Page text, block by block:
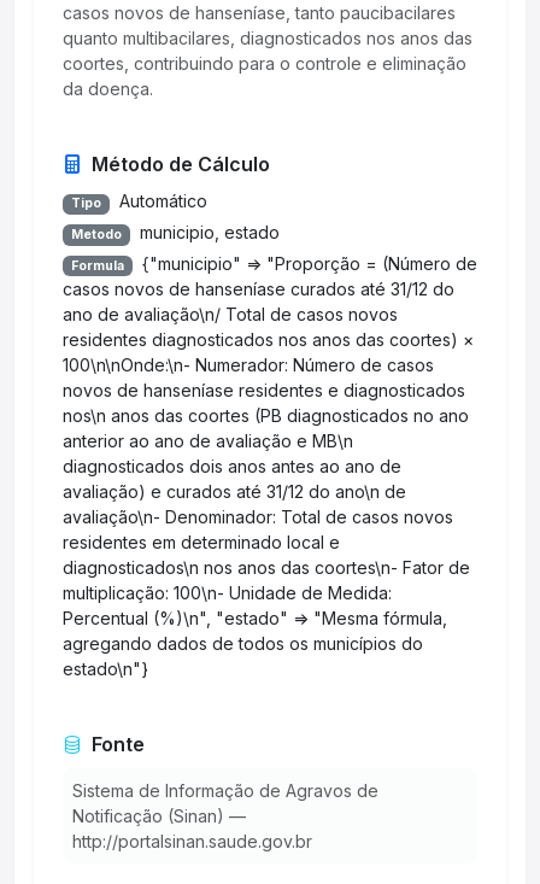
casos novos de hanseníase, tanto paucibacilares
quanto multibacilares, diagnosticados nos anos das
coortes, contribuindo para o controle e eliminação
da doença.
Método de Cálculo
Tipo Automático
Metodo municipio, estado
Formula
{"municipio" => "Proporção = (Número de
casos novos de hanseníase curados até 31/12 do
ano de avaliação\n/ Total de casos novos
residentes diagnosticados nos anos das coortes) ×
100\n\nOnde:\n- Numerador: Número de casos
novos de hanseníase residentes e diagnosticados
nos\n anos das coortes (PB diagnosticados no ano
anterior ao ano de avaliação e MB\n
diagnosticados dois anos antes ao ano de
avaliação) e curados até 31/12 do ano\n de
avaliação\n- Denominador: Total de casos novos
residentes em determinado local e
diagnosticados\n nos anos das coortes\n- Fator de
multiplicação: 100\n- Unidade de Medida:
Percentual (%)\n", "estado" => "Mesma fórmula,
agregando dados de todos os municípios do
estado\n"}
Fonte
Sistema de Informação de Agravos de
Notificação (Sinan) —
http://portalsinan.saude.gov.br